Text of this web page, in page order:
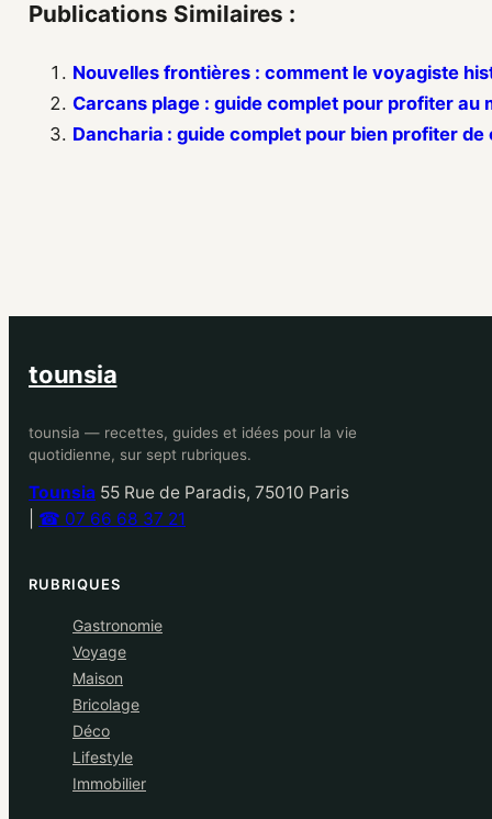
Publications Similaires :
Nouvelles frontières : comment le voyagiste
Carcans plage : guide complet pour profiter au
Dancharia : guide complet pour bien profiter
tounsia
tounsia — recettes, guides et idées pour la vie
quotidienne, sur sept rubriques.
Tounsia 55 Rue de Paradis, 75010 Paris
☎ 07 66 68 37 21
RUBRIQUES
Gastronomie
Voyage
Maison
Bricolage
Déco
Lifestyle
Immobilier